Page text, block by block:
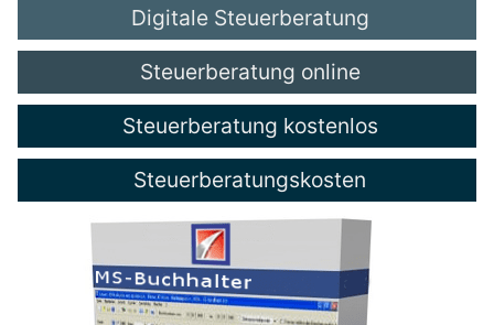
Digitale Steuerberatung
Steuerberatung online
Steuerberatung kostenlos
Steuerberatungskosten